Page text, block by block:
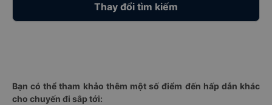
Thay đổi tìm kiếm
Bạn có thể tham khảo thêm một số điểm đến hấp dẫn khác
cho chuyến đi sắp tới: